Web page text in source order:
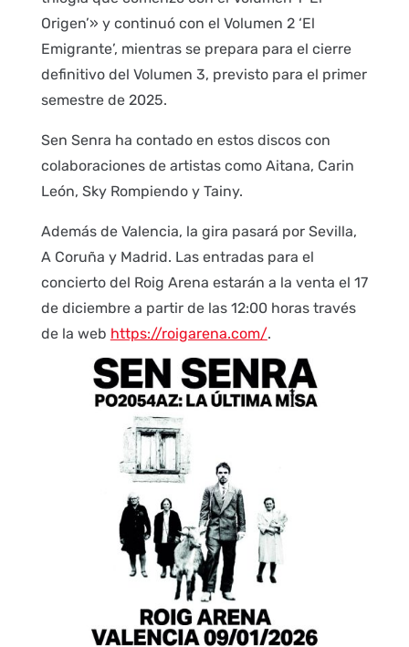
Origen’» y continuó con el Volumen 2 ‘El
Emigrante’, mientras se prepara para el cierre
definitivo del Volumen 3, previsto para el primer
semestre de 2025.
Sen Senra ha contado en estos discos con
colaboraciones de artistas como Aitana, Carin
León, Sky Rompiendo y Tainy.
Además de Valencia, la gira pasará por Sevilla,
A Coruña y Madrid. Las entradas para el
concierto del Roig Arena estarán a la venta el 17
de diciembre a partir de las 12:00 horas través
de la web https://roigarena.com/.